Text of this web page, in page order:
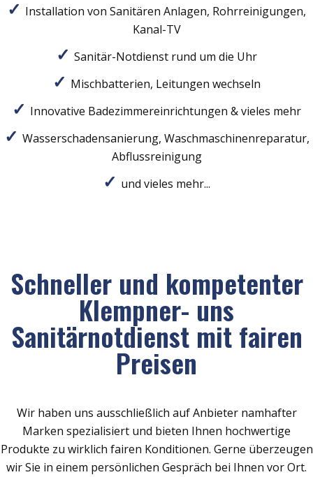
Installation von Sanitären Anlagen, Rohrreinigungen,
Kanal-TV
Sanitär-Notdienst rund um die Uhr
Mischbatterien, Leitungen wechseln
Innovative Badezimmereinrichtungen & vieles mehr
Wasserschadensanierung, Waschmaschinenreparatur,
Abflussreinigung
und vieles mehr...
Schneller und kompetenter
Klempner- uns
Sanitärnotdienst mit fairen
Preisen
Wir haben uns ausschließlich auf Anbieter namhafter
Marken spezialisiert und bieten Ihnen hochwertige
Produkte zu wirklich fairen Konditionen. Gerne überzeugen
wir Sie in einem persönlichen Gespräch bei Ihnen vor Ort.